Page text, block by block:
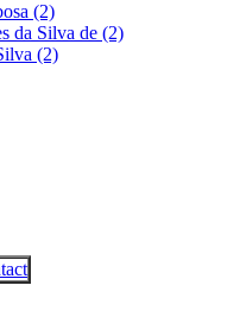
(2)
da Silva de (2)
(2)